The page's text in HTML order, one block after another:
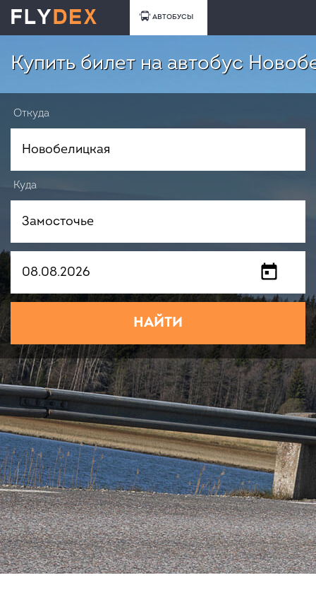
АВТОБУСЫ
Купить билет на автобус
Откуда
Куда
НАЙТИ